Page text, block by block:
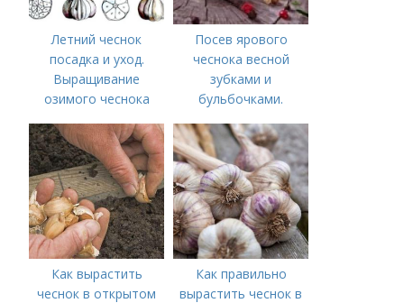
Летний чеснок
посадка и уход.
Выращивание
озимого чеснока
Посев ярового
чеснока весной
зубками и
бульбочками.
посадки озимого
чеснока
Как вырастить
чеснок в открытом
Как правильно
вырастить чеснок в